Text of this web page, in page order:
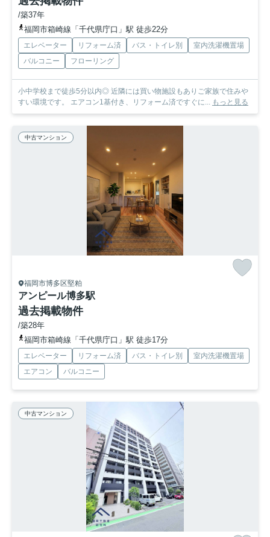
/築37年
福岡市箱崎線「千代県庁口」駅 徒歩22分
エレベーター リフォーム済 バス・トイレ別
室内洗濯機置場
バルコニー
フローリング
小中学校まで徒歩5分以内◎ 近隣には買い物施設もありご家族で住みや
すい環境です。 エアコン1基付き、リフォーム済ですぐに... もっと見る
中古マンション
福岡市博多区堅粕
アンピール博多駅
過去掲載物件
/築28年
福岡市箱崎線「千代県庁口」駅 徒歩17分
エレベーター リフォーム済 バス・トイレ別
室内洗濯機置場
エアコン
バルコニー
中古マンション